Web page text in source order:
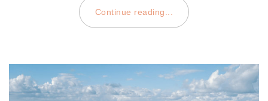
Continue reading...